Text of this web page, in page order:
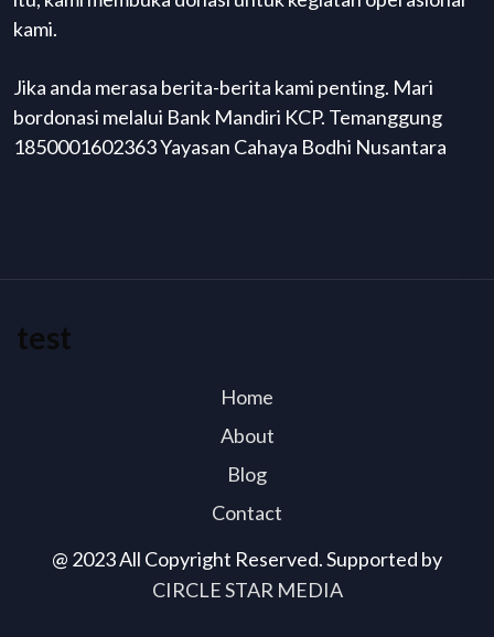
kami.
Jika anda merasa berita-berita kami penting. Mari
bordonasi melalui Bank Mandiri KCP. Temanggung
1850001602363 Yayasan Cahaya Bodhi Nusantara
@ 2023 All Copyright Reserved. Supported by
CIRCLE STAR MEDIA
test
Home
About
Blog
Contact